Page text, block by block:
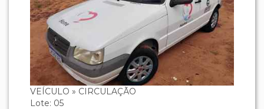
VEÍCULO » CIRCULAÇÃO
Lote: 05